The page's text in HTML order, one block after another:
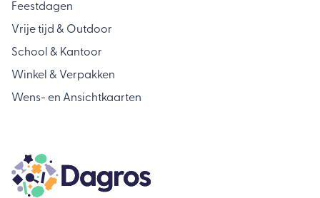
Feestdagen
Vrije tijd & Outdoor
School & Kantoor
Winkel & Verpakken
Wens- en Ansichtkaarten